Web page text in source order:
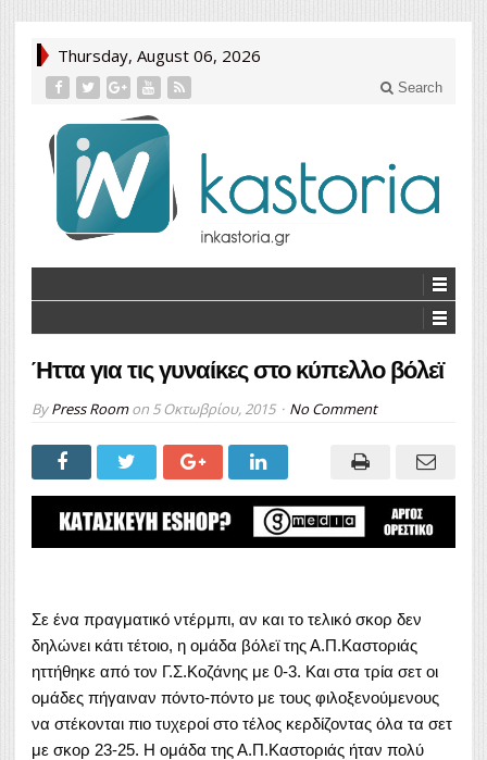
Thursday, August 06, 2026
Search
Ήττα για τις γυναίκες στο κύπελλο βόλεϊ
ByPress Roomon 5 Οκτωβρίου, 2015 No Comment
Σε ένα πραγματικό ντέρμπι, αν και το τελικό σκορ δεν
δηλώνει κάτι τέτοιο, η ομάδα βόλεϊ της Α.Π.Καστοριάς
ηττήθηκε από τον Γ.Σ.Κοζάνης με 0-3. Και στα τρία σετ οι
ομάδες πήγαιναν πόντο-πόντο με τους φιλοξενούμενους
να στέκονται πιο τυχεροί στο τέλος κερδίζοντας όλα τα σετ
με σκορ 23-25. Η ομάδα της Α.Π.Καστοριάς ήταν πολύ